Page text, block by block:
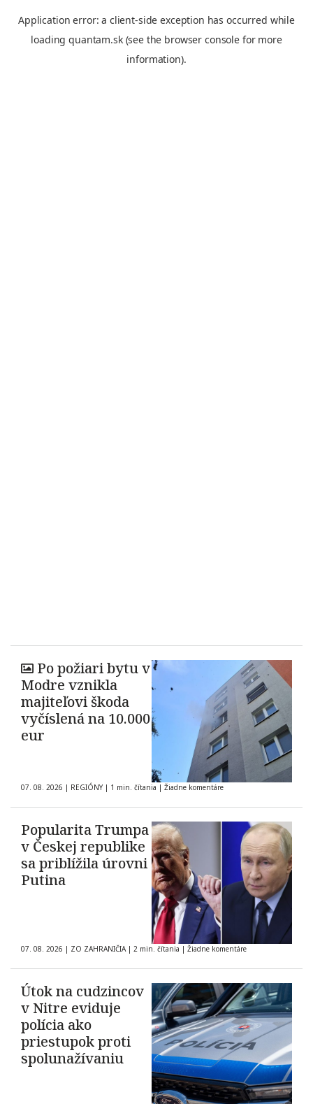
Po požiari bytu v
Modre vznikla
majiteľovi škoda
vyčíslená na 10.000
eur
07. 08. 2026 | REGIÓNY | 1 min. čítania | Žiadne komentáre
Popularita Trumpa
v Českej republike
sa priblížila úrovni
Putina
07. 08. 2026 | ZO ZAHRANIČIA | 2 min. čítania | Žiadne komentáre
Útok na cudzincov
v Nitre eviduje
polícia ako
priestupok proti
spolunažívaniu